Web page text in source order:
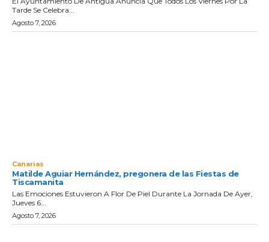
Tarde Se Celebra...
Agosto 7, 2026
Canarias
Matilde Aguiar Hernández, pregonera de las Fiestas de
Tiscamanita
Las Emociones Estuvieron A Flor De Piel Durante La Jornada De Ayer,
Jueves 6...
Agosto 7, 2026